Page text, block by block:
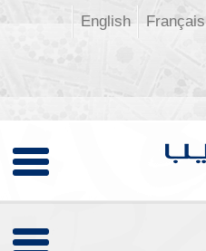
Français
English